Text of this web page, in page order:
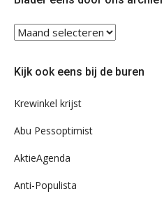
Blader
eens
ons
Kijk ook eens bij de buren
Krewinkel krijst
Abu Pessoptimist
AktieAgenda
Anti-Populista